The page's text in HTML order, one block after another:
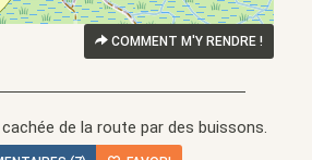
COMMENT M'Y RENDRE !
de la route par des buissons.